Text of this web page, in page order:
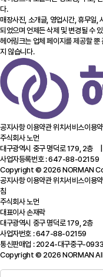
다.
매장사진, 소개글, 영업시간, 휴무일,
되었으며 언제든 삭제 및 변경될 수
헤어링크는 업체 페이지를 제공할 뿐
지 않습니다.
공지사항이용약관위치서비스이용
주식회사 노먼
대구광역시 중구 명덕로 179, 2층
사업자등록번호 : 647-88-
Copyright © 2026 NORMAN
공지사항이용약관위치서비스이용
침
주식회사 노먼
대표이사 손재락
대구광역시 중구 명덕로 179, 2층
사업자번호 : 647-88-02159
통신판매업 : 2024-대구중구-0933
Copyright © 2026 NORMAN